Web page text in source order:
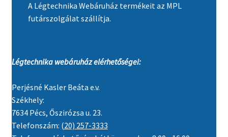
A Légtechnika Webáruház termékeit az MPL
futárszolgálat szállítja.
Légtechnika webáruház elérhetőségei:
Perjésné Kasler Beáta e.v.
Székhely:
7634 Pécs, Őszirózsa u. 23.
Telefonszám: (20) 257-3333